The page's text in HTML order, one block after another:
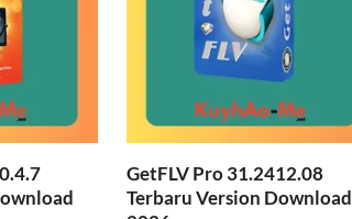
GetFLV Pro 31.2412.08
Terbaru Version Download